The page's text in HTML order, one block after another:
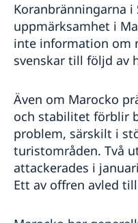
Om olyckan är framme
Flytta till och från
Koranbränningarna i
uppmärksamhet i
inte information om
svenskar till följd av
Även om Marocko
och stabilitet förblir
problem, särskilt i
turistområden. Två
attackerades i
Ett av offren avled